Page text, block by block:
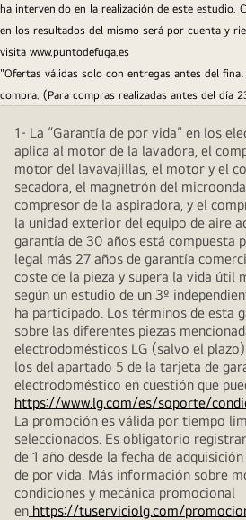
ha intervenido en la realización de este estudio.
en los resultados del mismo será por cuenta y
visita www.puntodefuga.es
"Ofertas válidas solo con entregas antes del
compra. (Para compras realizadas antes del día
1- La “Garantía de por vida” en los
aplica al motor de la lavadora, el
motor del lavavajillas, el motor y el
secadora, el magnetrón del
compresor de la aspiradora, y el
la unidad exterior del equipo de aire
garantía de 30 años está compuesta
legal más 27 años de garantía
coste de la pieza y supera la vida útil
según un estudio de un 3º
ha participado. Los términos de esta
sobre las diferentes piezas
electrodomésticos LG (salvo el
los del apartado 5 de la tarjeta de
electrodoméstico en cuestión que
https://www.lg.com/es/soporte/
La promoción es válida por tiempo
seleccionados. Es obligatorio
de 1 año desde la fecha de
de por vida. Más información sobre
condiciones y mecánica promocional
en https://tuserviciolg.com/